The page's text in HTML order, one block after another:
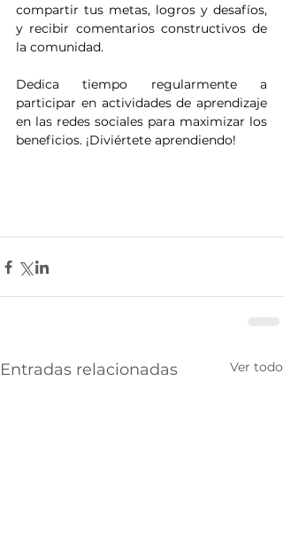
compartir tus metas, logros y desafíos,
y recibir comentarios constructivos de
la comunidad.
Dedica tiempo regularmente a
participar en actividades de aprendizaje
en las redes sociales para maximizar los
beneficios. ¡Diviértete aprendiendo!
Entradas relacionadas Ver todo